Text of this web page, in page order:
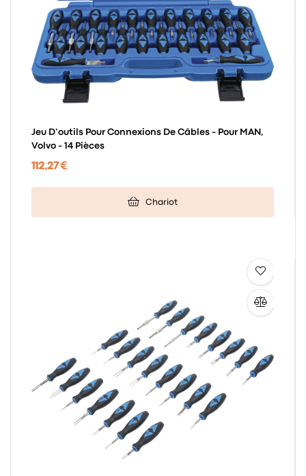
Jeu D’outils Pour Connexions De Câbles - Pour MAN,
Volvo - 14 Pièces
112,27 €
Chariot